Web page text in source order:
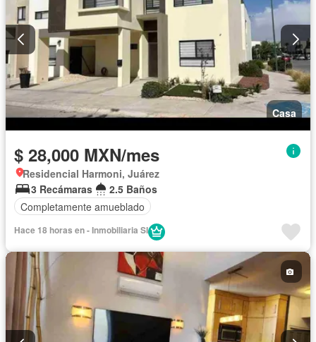
Casa
$ 28,000 MXN/mes
Residencial Harmoni, Juárez
3 Recámaras
2.5 Baños
Completamente amueblado
Hace 18 horas en - Inmobiliaria SI